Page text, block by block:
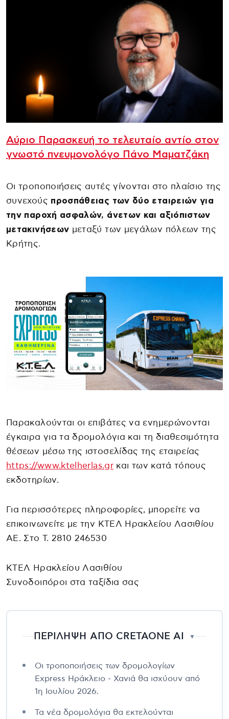
Αύριο Παρασκευή το τελευταίο αντίο στον
γνωστό πνευμονολόγο Πάνο Μαματζάκη
Οι τροποποιήσεις αυτές γίνονται στο πλαίσιο της
συνεχούς προσπάθειας των δύο εταιρειών για
την παροχή ασφαλών, άνετων και αξιόπιστων
μετακινήσεων μεταξύ των μεγάλων πόλεων της
Κρήτης.
Παρακαλούνται οι επιβάτες να ενημερώνονται
έγκαιρα για τα δρομολόγια και τη διαθεσιμότητα
θέσεων μέσω της ιστοσελίδας της εταιρείας
https://www.ktelherlas.gr και των κατά τόπους
εκδοτηρίων.
Για περισσότερες πληροφορίες, μπορείτε να
επικοινωνείτε με την ΚΤΕΛ Ηρακλείου Λασιθίου
ΑΕ. Στο Τ. 2810 246530
ΚΤΕΛ Ηρακλείου Λασιθίου
Συνοδοιπόροι στα ταξίδια σας
ΠΕΡΙΛΗΨΗ ΑΠΟ CRETAONE AI ▼
Οι τροποποιήσεις των δρομολογίων
Express Ηράκλειο - Χανιά θα ισχύουν από
1η Ιουλίου 2026.
Τα νέα δρομολόγια θα εκτελούνται